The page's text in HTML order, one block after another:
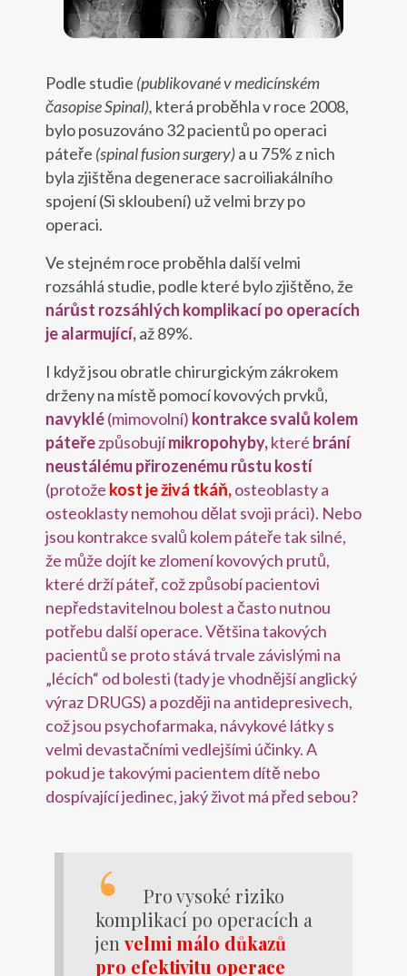
Podle studie (publikované v medicínském
časopise Spinal), která proběhla v roce 2008,
bylo posuzováno 32 pacientů po operaci
páteře (spinal fusion surgery)a u 75% z nich
byla zjištěna degenerace sacroiliakálního
spojení (Si skloubení) už velmi brzy po
operaci.
Ve stejném roce proběhla další velmi
rozsáhlá studie, podle které bylo zjištěno, že
nárůst rozsáhlých komplikací po operacích
je alarmující,až 89%.
I když jsou obratle chirurgickým zákrokem
drženy na místě pomocí kovových prvků,
navyklé(mimovolní) kontrakce svalů kolem
páteřezpůsobujímikropohyby,které brání
neustálému přirozenému růstu kostí
(protože kost je živá tkáň,osteoblasty a
osteoklasty nemohou dělat svoji práci). Nebo
jsou kontrakce svalů kolem páteře tak silné,
že může dojít ke zlomení kovových prutů,
které drží páteř, což způsobí pacientovi
nepředstavitelnou bolest a často nutnou
potřebu další operace. Většina takových
pacientů se proto stává trvale závislými na
„lécích“ od bolesti (tady je vhodnější anglický
výraz DRUGS) a později na antidepresivech,
což jsou psychofarmaka, návykové látky s
velmi devastačními vedlejšími účinky. A
pokud je takovými pacientem dítě nebo
dospívající jedinec, jaký život má před sebou?
Pro vysoké riziko
komplikací po operacích a
jen velmi málo důkazů
pro efektivitu operace